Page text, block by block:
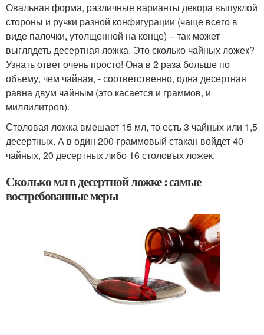
Овальная форма, различные варианты декора выпуклой
стороны и ручки разной конфигурации (чаще всего в
виде палочки, утолщенной на конце) – так может
выглядеть десертная ложка. Это сколько чайных ложек?
Узнать ответ очень просто! Она в 2 раза больше по
объему, чем чайная, - соответственно, одна десертная
равна двум чайным (это касается и граммов, и
миллилитров).
Столовая ложка вмешает 15 мл, то есть 3 чайных или 1,5
десертных. А в один 200-граммовый стакан войдет 40
чайных, 20 десертных либо 16 столовых ложек.
Сколько мл в десертной ложке : самые
востребованные меры